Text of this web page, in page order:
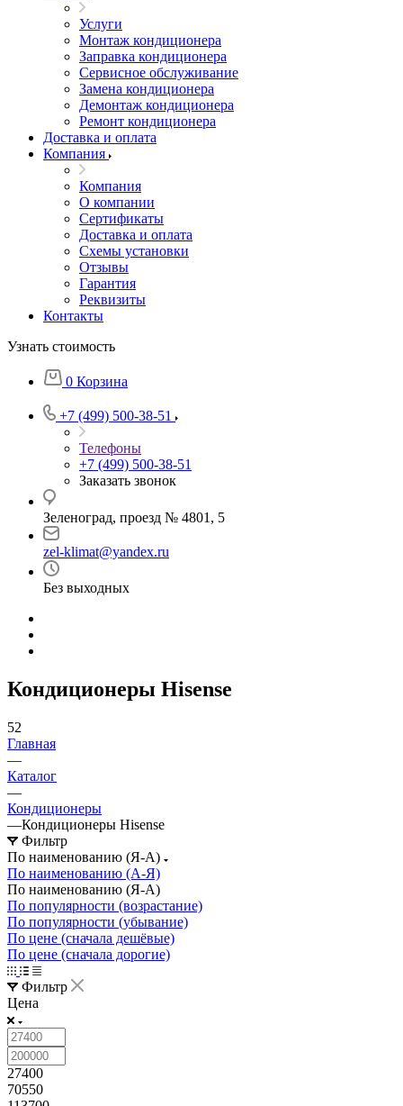
Услуги
Монтаж кондиционера
Заправка кондиционера
Сервисное обслуживание
Замена кондиционера
Демонтаж кондиционера
Ремонт кондиционера
Доставка и оплата
Компания
Компания
О компании
Сертификаты
Доставка и оплата
Схемы установки
Отзывы
Гарантия
Реквизиты
Контакты
Узнать стоимость
0 Корзина
+7 (499) 500-38-51
Телефоны
+7 (499) 500-38-51
Заказать звонок
Зеленоград, проезд № 4801, 5
zel-klimat@yandex.ru
Без выходных
Кондиционеры Hisense
52
Главная
—
Каталог
—
Кондиционеры
—Кондиционеры Hisense
Фильтр
По наименованию (Я-А)
По наименованию (А-Я)
По наименованию (Я-А)
По популярности (возрастание)
По популярности (убывание)
По цене (сначала дешёвые)
По цене (сначала дорогие)
Фильтр
Цена
27400
70550